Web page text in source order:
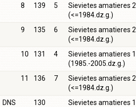
8 139 5
Sievietes amatieres 2
(<=1984.dz.g.)
9 135 6
Sievietes amatieres 2
(<=1984.dz.g.)
10 131 4
Sievietes amatieres 1
(1985.-2005.dz.g.)
11 136 7
Sievietes amatieres 2
(<=1984.dz.g.)
DNS 130
Sievietes amatieres 1